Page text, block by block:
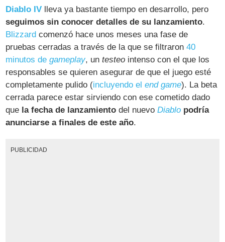
Diablo IV lleva ya bastante tiempo en desarrollo, pero
seguimos sin conocer detalles de su lanzamiento.
Blizzard comenzó hace unos meses una fase de
pruebas cerradas a través de la que se filtraron40
minutos degameplay, untesteo intenso con el que los
responsables se quieren asegurar de que el juego esté
completamente pulido (incluyendo elend game). La beta
cerrada parece estar sirviendo con ese cometido dado
que la fecha de lanzamiento del nuevoDiablo podría
anunciarse a finales de este año.
PUBLICIDAD